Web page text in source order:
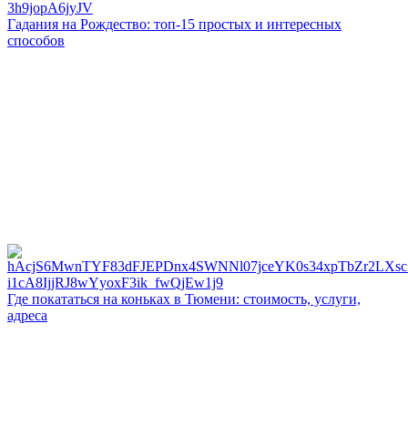
Гадания на Рождество: топ-15 простых и интересных
способов
Где покататься на коньках в Тюмени: стоимость, услуги,
адреса